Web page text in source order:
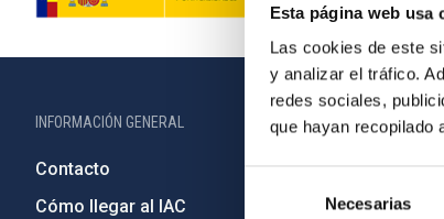
Esta página web usa
Las cookies de este
y analizar el tráfico.
redes sociales,
que hayan recopilado
Necesarias
INFORMACIÓN GENERAL
Contacto
Cómo llegar al IAC